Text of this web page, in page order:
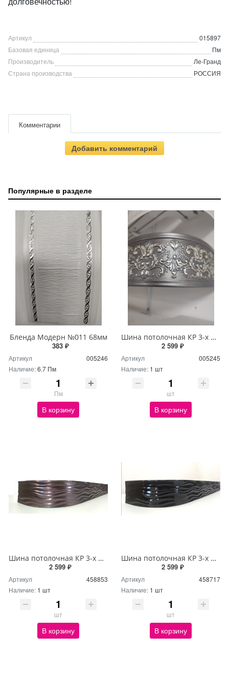
Артикул
015897
Базовая единица
Пм
Производитель
Ле-Гранд
Страна производства
РОССИЯ
Комментарии
Добавить комментарий
Популярные в разделе
Бленда Модерн №011 68мм
383 ₽
Артикул
005246
Наличие:6.7 Пм
Пм
В корзину
Шина потолочная КР 3-х ряд 3м с блендой+повороты Дамаск серый
2 599 ₽
Артикул
005245
Наличие: 1 шт
шт
В корзину
Шина потолочная КР 3-х ряд 3м с блендой+повороты Бриз №204 7см
2 599 ₽
Артикул
458853
Наличие: 1 шт
шт
В корзину
Шина потолочная КР 3-х ряд 3м с блендой+повороты Бриз №44 7см
2 599 ₽
Артикул
458717
Наличие: 1 шт
шт
В корзину